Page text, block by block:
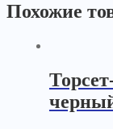
Похожие